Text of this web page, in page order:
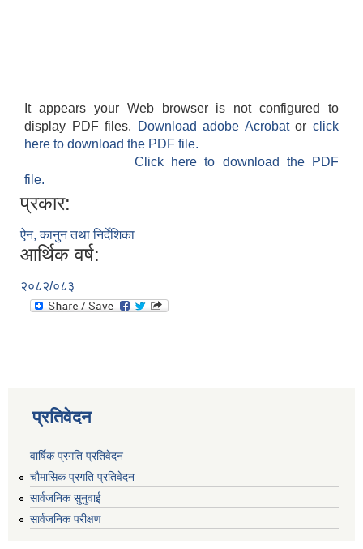
It appears your Web browser is not configured to
display PDF files.
Download adobe Acrobatorclick
here to download the PDF file.
Click here to download the PDF
file.
प्रकार:
ऐन, कानुन तथा निर्देशिका
आर्थिक वर्ष:
२०८२/०८३
प्रतिवेदन
वार्षिक प्रगति प्रतिवेदन
चौमासिक प्रगति प्रतिवेदन
सार्वजनिक सुनुवाई
सार्वजनिक परीक्षण